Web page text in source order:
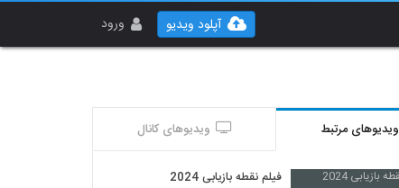
ورود آپلود ویدیو
ویدیوهای مرتبط ویدیوهای کانال
فیلم نقطه بازیابی 2024